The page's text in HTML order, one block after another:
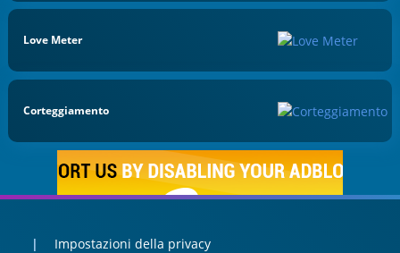
Love Meter
Corteggiamento
Impostazioni della privacy